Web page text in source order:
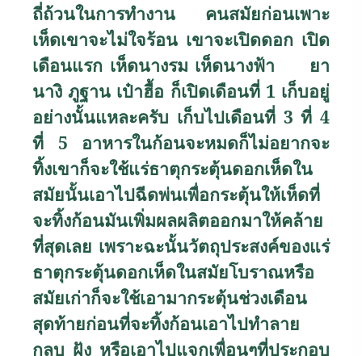
ถี่ถ้วนในการทำงาน คนสมัยก่อนเพาะ
เห็ดเขาจะไม่ใจร้อน เขาจะเปิดดอก เปิด
เดือนแรก เห็ดนางรม เห็ดนางฟ้า ยา
นางิ ภูฐาน เป๋าฮื้อ ก็เปิดเดือนที่ 1 เก็บอยู่
อย่างนั้นแหละครับ เก็บไปเดือนที่ 3 ที่ 4
ที่ 5 อาหารในก้อนจะหมดก็ไม่อยากจะ
ทิ้งเขาก็จะใช้แร่ธาตุกระตุ้นดอกเห็ดใน
สมัยนั้นเอาไปฉีดพ่นเพื่อกระตุ้นให้เห็ดที่
จะทิ้งก้อนมันเพิ่มผลผลิตออกมาให้คล้าย
ที่สุดเลย เพราะฉะนั้นวัตถุประสงค์ของแร่
ธาตุกระตุ้นดอกเห็ดในสมัยโบราณหรือ
สมัยเก่าก็จะใช้เอามากระตุ้นช่วงเดือน
สุดท้ายก่อนที่จะทิ้งก้อนเอาไปทำลาย
กลบ ฝัง หรือเอาไปแจกเพื่อนๆที่ประกอบ